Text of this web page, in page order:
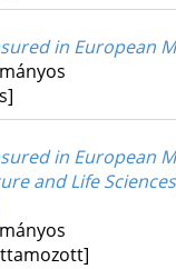
in European
in European
and Life